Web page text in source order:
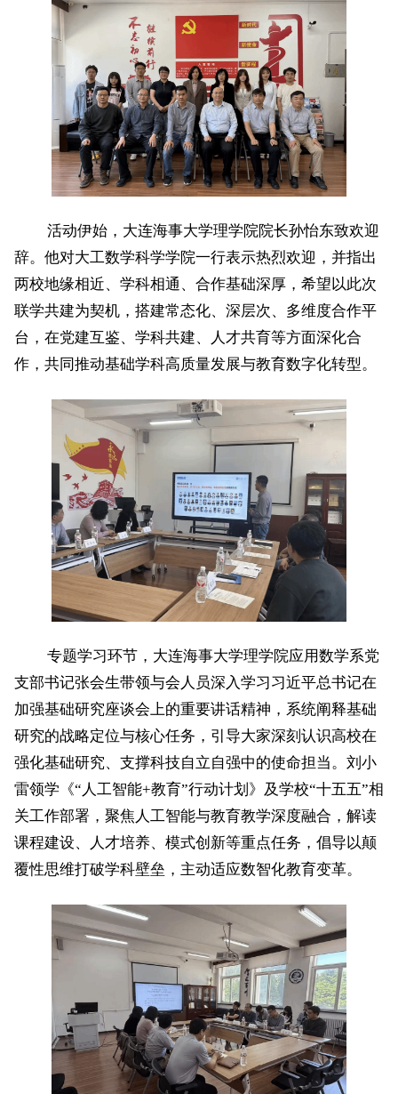
活动伊始，大连海事大学理学院院长孙怡东致欢迎
辞。他对大工数学科学学院一行表示热烈欢迎，并指出
两校地缘相近、学科相通、合作基础深厚，希望以此次
联学共建为契机，搭建常态化、深层次、多维度合作平
台，在党建互鉴、学科共建、人才共育等方面深化合
作，共同推动基础学科高质量发展与教育数字化转型。
专题学习环节，大连海事大学理学院应用数学系党
支部书记张会生带领与会人员深入学习习近平总书记在
加强基础研究座谈会上的重要讲话精神，系统阐释基础
研究的战略定位与核心任务，引导大家深刻认识高校在
强化基础研究、支撑科技自立自强中的使命担当。刘小
雷领学《“人工智能+教育”行动计划》及学校“十五五”相
关工作部署，聚焦人工智能与教育教学深度融合，解读
课程建设、人才培养、模式创新等重点任务，倡导以颠
覆性思维打破学科壁垒，主动适应数智化教育变革。